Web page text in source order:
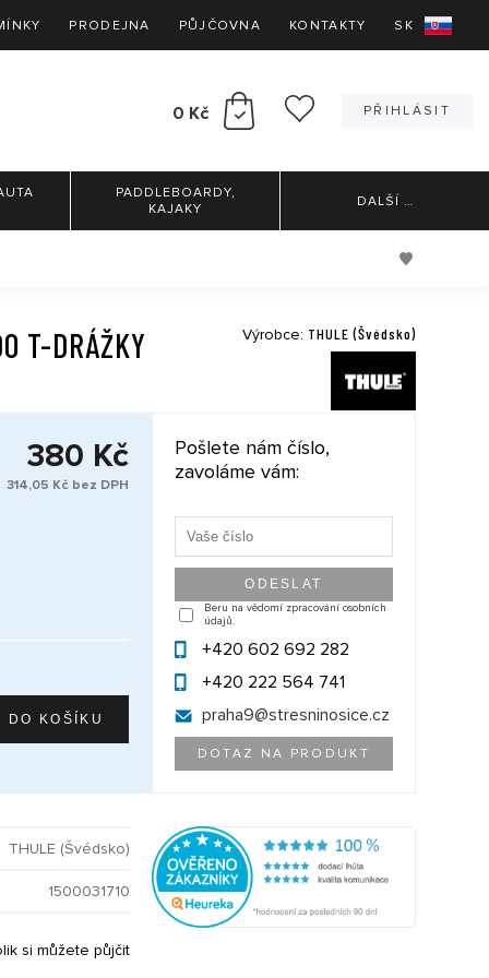
PRODEJNA PŮJČOVNA KONTAKTY SK
0 Kč PŘIHLÁSIT
PADDLEBOARDY,
KAJAKY
DALŠÍ …
T-DRÁŽKY
Výrobce: THULE (Švédsko)
380 Kč
314,05 Kč bez DPH
Pošlete nám číslo,
zavoláme vám:
Beru na vědomí zpracování osobních
údajů.
+420 602 692 282
+420 222 564 741
praha9@stresninosice.cz
DOTAZ NA PRODUKT
THULE (Švédsko)
1500031710
si můžete půjčit